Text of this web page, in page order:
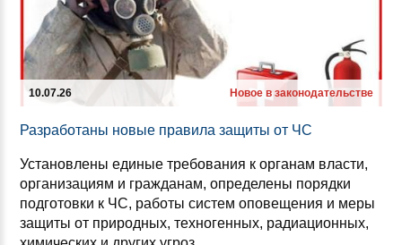
10.07.26 Новое в законодательстве
Раз­ра­бо­та­ны но­вые пра­ви­ла за­щи­ты от ЧС
Установлены единые требования к органам власти,
организациям и гражданам, определены порядки
подготовки к ЧС, работы систем оповещения и меры
защиты от природных, техногенных, радиационных,